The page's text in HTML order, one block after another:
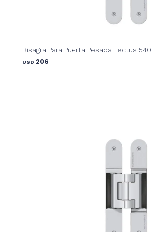
Bisagra Para Puerta Pesada Tectus 540
USD 206